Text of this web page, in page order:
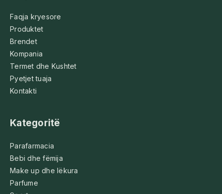
Faqja kryesore
Produktet
Brendet
Kompania
Termet dhe Kushtet
Pyetjet tuaja
Kontakti
Kategoritë
Parafarmacia
Bebi dhe fëmija
Make up dhe lëkura
Parfume